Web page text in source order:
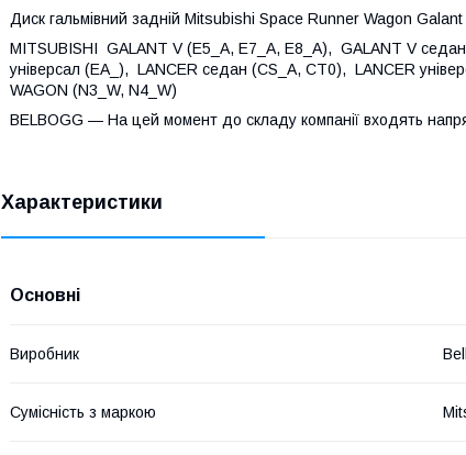
Диск гальмівний задній Mitsubishi Space Runner Wagon
MITSUBISHI GALANT V (E5_A, E7_A, E8_A), GALANT V
універсал (EA_), LANCER седан (CS_A, CT0), LANCER
WAGON (N3_W, N4_W)
BELBOGG — На цей момент до складу компанії входять
Характеристики
Основні
Виробник
Сумісність з маркою